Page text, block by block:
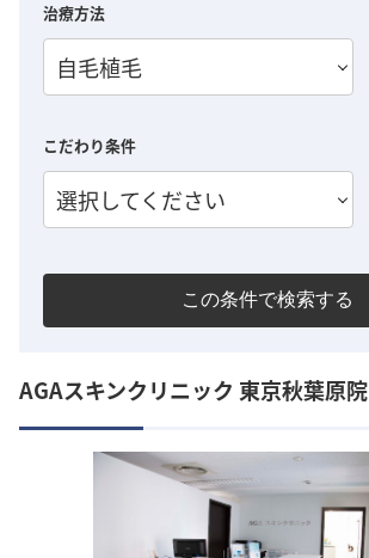
治療方法
自毛植毛
こだわり条件
選択してください
この条件で検索する
AGAスキンクリニック 東京秋葉原院